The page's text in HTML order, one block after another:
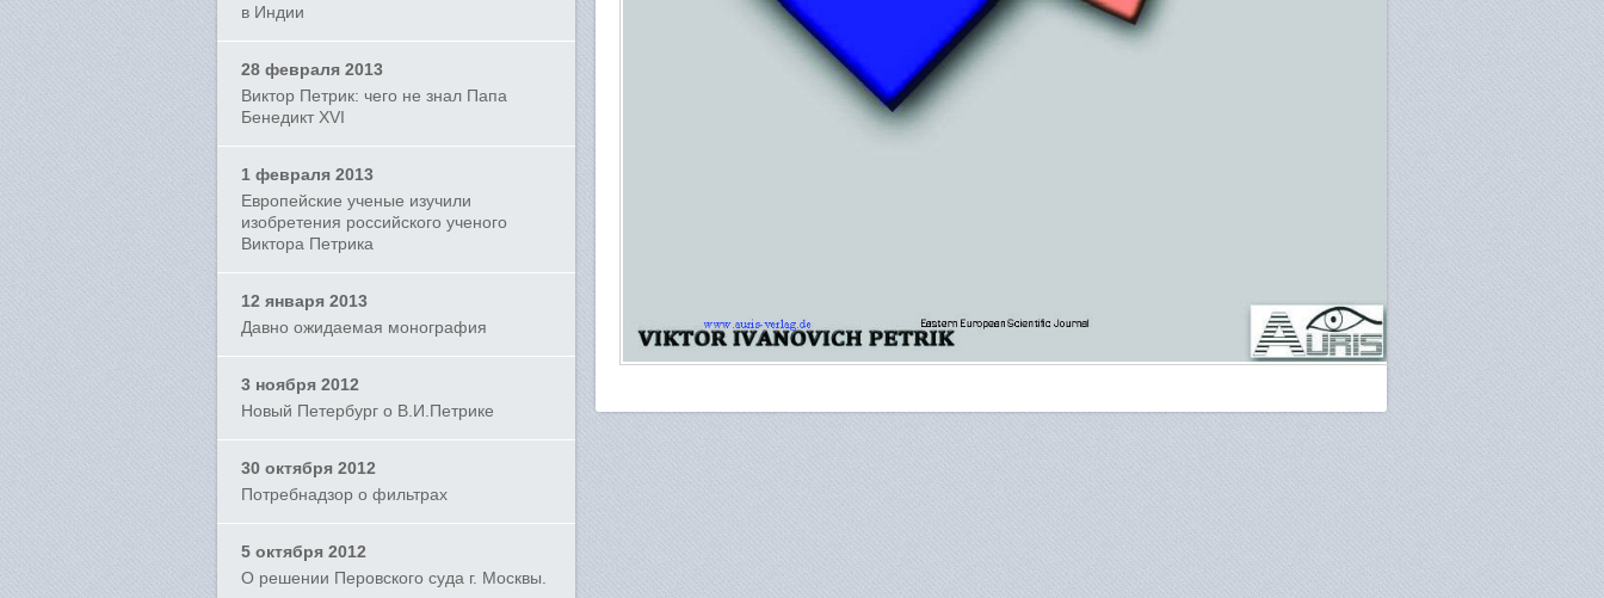
в Индии
28 февраля 2013
Виктор Петрик: чего не знал Папа
Бенедикт XVI
1 февраля 2013
Европейские ученые изучили
изобретения российского ученого
Виктора Петрика
12 января 2013
Давно ожидаемая монография
3 ноября 2012
Новый Петербург о В.И.Петрике
30 октября 2012
Потребнадзор о фильтрах
5 октября 2012
О решении Перовского суда г. Москвы.